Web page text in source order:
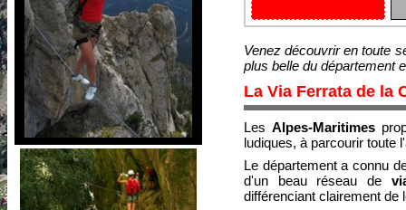
Venez découvrir en toute
plus belle du département
La Via Ferrata de la
LesAlpes-Maritimes
ludiques, à parcourir toute
Le département a connu
d'un beau réseau de
différenciant clairement